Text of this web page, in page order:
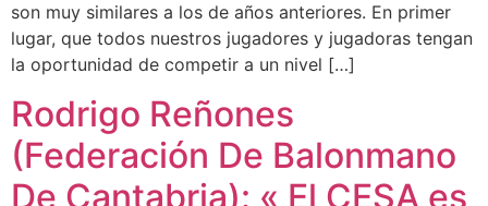
son muy similares a los de años anteriores. En primer
lugar, que todos nuestros jugadores y jugadoras tengan
la oportunidad de competir a un nivel […]
Rodrigo Reñones
(Federación De Balonmano
De Cantabria): « El CESA es